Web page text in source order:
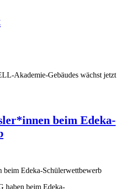
Akademie-Gebäudes wächst jetzt
beim Edeka-
haben beim Edeka-